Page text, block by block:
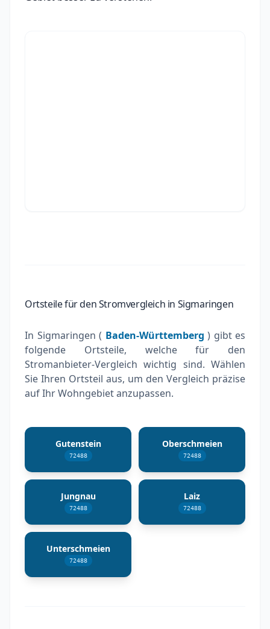
Ortsteile für den Stromvergleich in Sigmaringen
In Sigmaringen ( Baden-Württemberg ) gibt es
folgende Ortsteile, welche für den
Stromanbieter-Vergleich wichtig sind. Wählen
Sie Ihren Ortsteil aus, um den Vergleich präzise
auf Ihr Wohngebiet anzupassen.
Gutenstein
72488
Oberschmeien
72488
Jungnau
72488
Laiz
72488
Unterschmeien
72488